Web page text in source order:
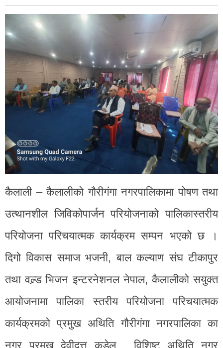
कैलाली – कैलालीको गौरीगंगा नगरपालिकामा पोषण तथा
उत्थानशील जिविकोपार्जन परियोजनाको पालिकास्तरीय
परियोजना परिचयात्मक कार्यक्रम सम्पन भएको छ ।
दिगो विकास समाज भजनी, बाल कल्याण संघ टीकापुर
तथा वल्र्ड भिजन इन्टरनेशनल नेपाल, कैलालीको सयुक्त
आयोजनामा पालिका स्तरीय परियोजना परिचयात्मक
कार्यक्रमको प्रमुख अथिति गौरीगंगा नगरपालिका का
नगर प्रमुख देवीदत्त कडेल , विशिष्ट अथिति नगर